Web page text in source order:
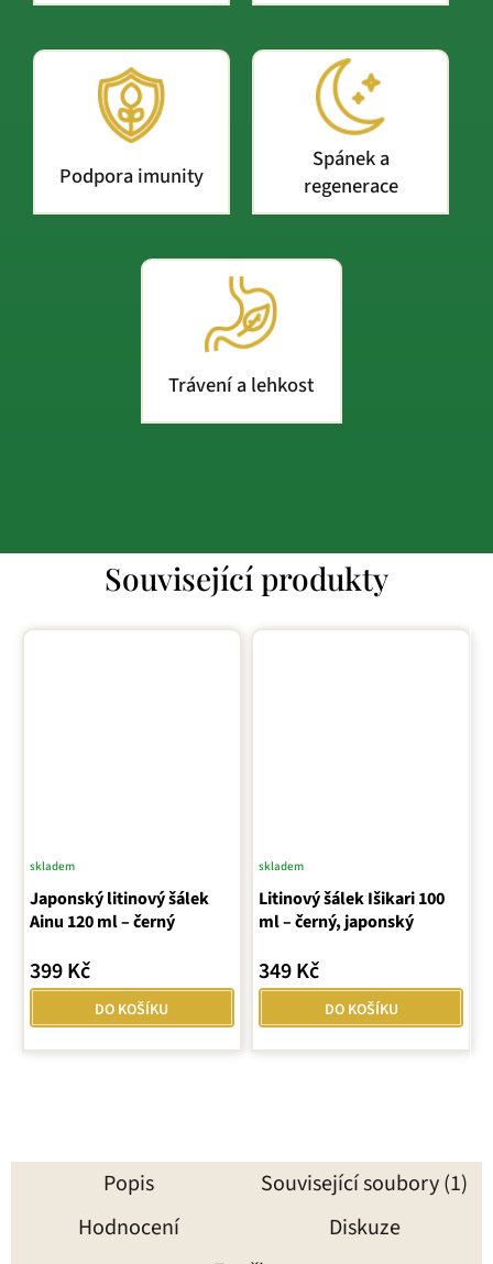
Podpora imunity
Spánek a
regenerace
Trávení a lehkost
Související produkty
Japonský litinový šálek
Ainu 120 ml – černý
skladem
399 Kč
DO KOŠÍKU
Litinový šálek Išikari 100
ml – černý, japonský
skladem
349 Kč
DO KOŠÍKU
Popis
Související soubory (1)
Hodnocení
Diskuze